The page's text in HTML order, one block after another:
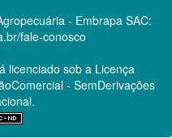
- Embrapa SAC:
fale-conosco
licenciado sob a Licença
- SemDerivações